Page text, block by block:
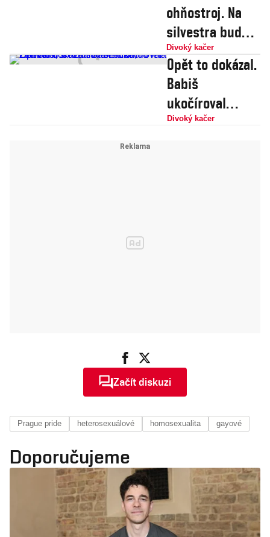
ohňostroj. Na
silvestra budou
zastupitelé
pobíhat po
Václaváku s
prskavkami a
šeptat
Divoký kačer
Opět to dokázal.
Babiš
ukočíroval
Zemana, srovnal
Divoký kačer
Začít diskuzi
Prague pride heterosexuálové homosexualita gayové
Doporučujeme